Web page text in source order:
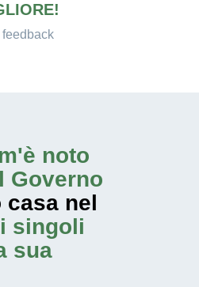
noto
Governo
casa nel
singoli
sua